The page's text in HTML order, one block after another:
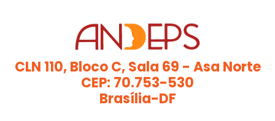
CLN 110, Bloco C, Sala 69 - Asa Norte
CEP: 70.753-530
Brasília-DF